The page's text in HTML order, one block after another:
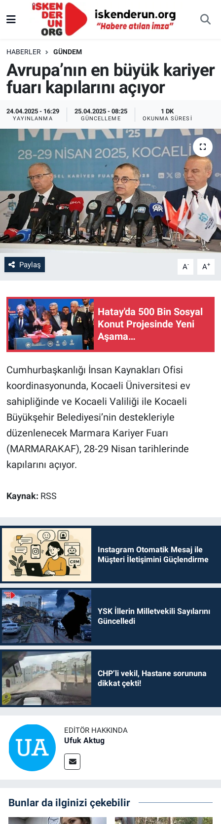
HABERLER GÜNDEM
Avrupa’nın en büyük kariyer
fuarı kapılarını açıyor
24.04.2025 - 16:29
YAYINLANMA
25.04.2025 - 08:25
GÜNCELLEME
1 DK
OKUNMA SÜRESI
Paylaş A- A+
Hatay'da 500 Bin Sosyal
Konut Projesinde Yeni
Aşama…
Cumhurbaşkanlığı İnsan Kaynakları Ofisi
koordinasyonunda, Kocaeli Üniversitesi ev
sahipliğinde ve Kocaeli Valiliği ile Kocaeli
Büyükşehir Belediyesi’nin destekleriyle
düzenlenecek Marmara Kariyer Fuarı
(MARMARAKAF), 28-29 Nisan tarihlerinde
kapılarını açıyor.
Kaynak: RSS
Instagram Otomatik Mesaj ile
Müşteri İletişimini Güçlendirme
YSK İllerin Milletvekili Sayılarını
Güncelledi
CHP’li vekil, Hastane sorununa
dikkat çekti!
EDITÖR HAKKINDA
Ufuk Aktug
Bunlar da ilginizi çekebilir